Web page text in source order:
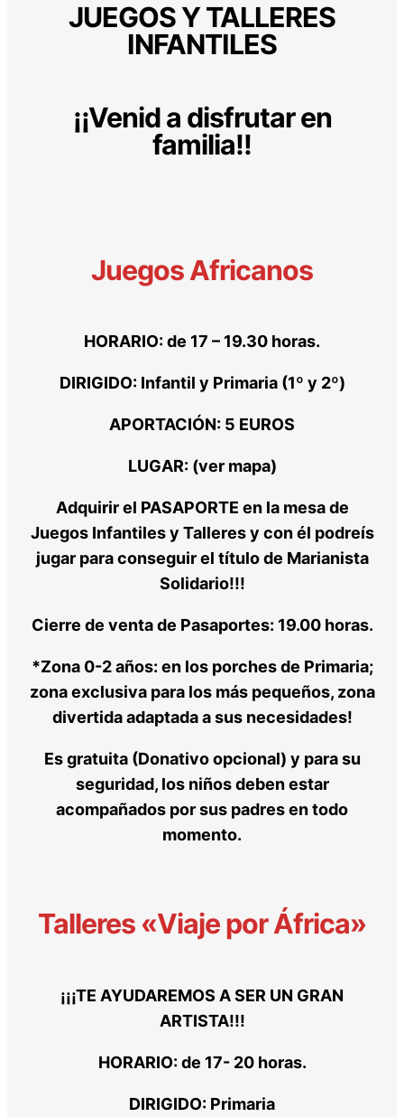
JUEGOS Y TALLERES
INFANTILES
¡¡Venid a disfrutar en
familia!!
Juegos Africanos
HORARIO: de 17 – 19.30 horas.
DIRIGIDO: Infantil y Primaria (1º y 2º)
APORTACIÓN: 5 EUROS
LUGAR: (ver mapa)
Adquirir el PASAPORTE en la mesa de
Juegos Infantiles y Talleres y con él podreís
jugar para conseguir el título de Marianista
Solidario!!!
Cierre de venta de Pasaportes: 19.00 horas.
*Zona 0-2 años: en los porches de Primaria;
zona exclusiva para los más pequeños, zona
divertida adaptada a sus necesidades!
Es gratuita (Donativo opcional) y para su
seguridad, los niños deben estar
acompañados por sus padres en todo
momento.
Talleres «Viaje por África»
¡¡¡TE AYUDAREMOS A SER UN GRAN
ARTISTA!!!
HORARIO: de 17- 20 horas.
DIRIGIDO: Primaria